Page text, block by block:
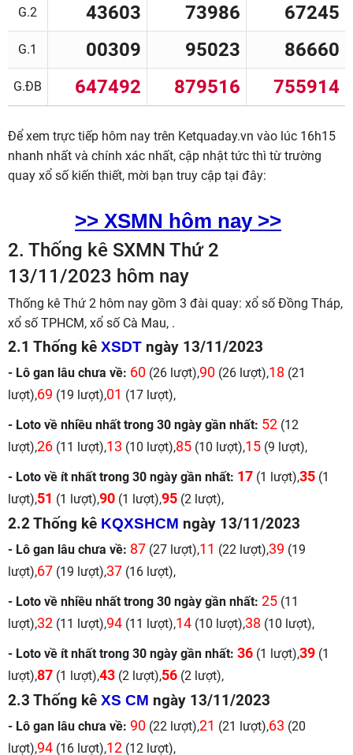
G.2 43603 73986 67245
G.1 00309 95023 86660
G.ĐB 647492 879516 755914
Để xem trực tiếp hôm nay trên Ketquaday.vn vào lúc 16h15
nhanh nhất và chính xác nhất, cập nhật tức thì từ trường
quay xổ số kiến thiết, mời bạn truy cập tại đây:
>> XSMN hôm nay >>
2. Thống kê SXMN Thứ 2
13/11/2023 hôm nay
Thống kê Thứ 2 hôm nay gồm 3 đài quay: xổ số Đồng Tháp,
xổ số TPHCM, xổ số Cà Mau, .
2.1 Thống kê XSDT ngày 13/11/2023
- Lô gan lâu chưa về: 60 (26 lượt),90 (26 lượt),18 (21
lượt),69 (19 lượt),01 (17 lượt),
- Loto về nhiều nhất trong 30 ngày gần nhất: 52 (12
lượt),26 (11 lượt),13 (10 lượt),85 (10 lượt),15 (9 lượt),
- Loto về ít nhất trong 30 ngày gần nhất: 17 (1 lượt),35 (1
lượt),51 (1 lượt),90 (1 lượt),95 (2 lượt),
2.2 Thống kê KQXSHCM ngày 13/11/2023
- Lô gan lâu chưa về: 87 (27 lượt),11 (22 lượt),39 (19
lượt),67 (19 lượt),37 (16 lượt),
- Loto về nhiều nhất trong 30 ngày gần nhất: 25 (11
lượt),32 (11 lượt),94 (11 lượt),14 (10 lượt),38 (10 lượt),
- Loto về ít nhất trong 30 ngày gần nhất: 36 (1 lượt),39 (1
lượt),87 (1 lượt),43 (2 lượt),56 (2 lượt),
2.3 Thống kê XS CM ngày 13/11/2023
- Lô gan lâu chưa về: 90 (22 lượt),21 (21 lượt),63 (20
lượt),94 (16 lượt),12 (12 lượt),